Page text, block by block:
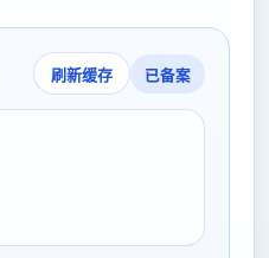
刷新缓存 已备案